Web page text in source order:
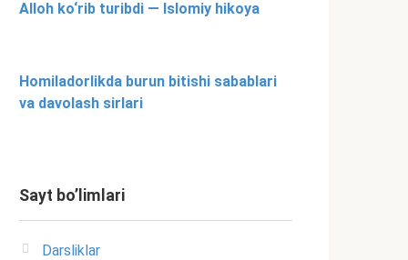
Alloh ko‘rib turibdi — Islomiy hikoya
Homiladorlikda burun bitishi sabablari
va davolash sirlari
Sayt bo’limlari
Darsliklar